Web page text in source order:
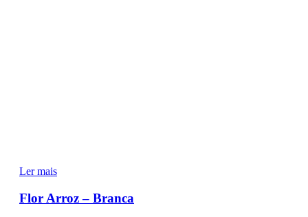
Ler mais
Flor Arroz – Branca